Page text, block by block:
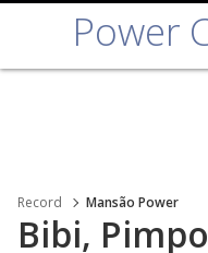
Power
Record Mansão Power
Bibi,